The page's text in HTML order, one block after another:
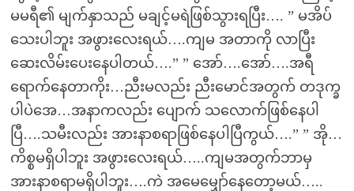
မမရီ၏ မျက်နှာသည် မချင့်မရဲဖြစ်သွားရပြီး…. ” မအိပ်
သေးပါဘူး အဖွားလေးရယ်….ကျမ အတာကို လာပြီး
ဆေးလိမ်းပေးနေပါတယ်….” ” အော်….အော်….အရီ
ရောက်နေတာကိုး…ညီးမလည်း ညီးမောင်အတွက် တဒုက္ခ
ပါပဲအေ…အနာကလည်း ပျောက် သလောက်ဖြစ်နေပါ
ပြီ….သမီးလည်း အားနာစရာဖြစ်နေပါပြီကွယ်….” ” အို…
ကိစ္စမရှိပါဘူး အဖွားလေးရယ်…..ကျမအတွက်ဘာမှ
အားနာစရာမရှိပါဘူး….ကဲ အမေမျှော်နေတော့မယ်…..